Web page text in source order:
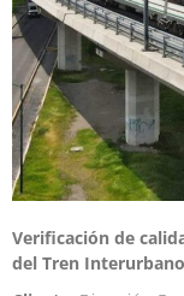
Verificación de
del Tren